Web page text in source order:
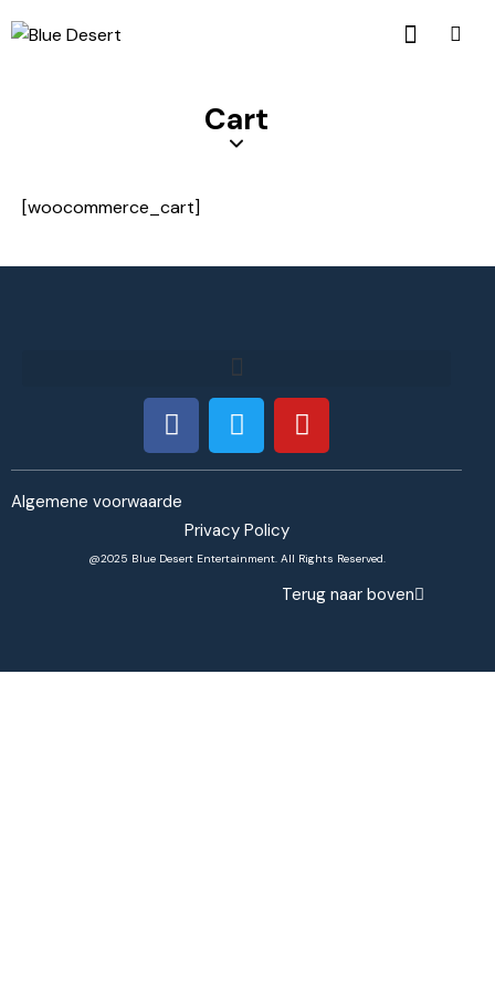
Cart
[woocommerce_cart]
Algemene voorwaarde
Privacy Policy
@2025 Blue Desert Entertainment. All Rights Reserved.
Terug naar boven